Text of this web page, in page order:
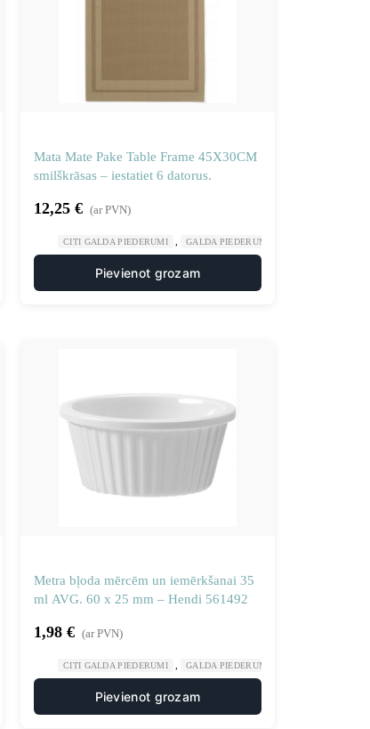
GASTRONOMIJA , RESTORĀNS
Mata Mate Pake Table Frame 45X30CM
smilškrāsas – iestatiet 6 datorus.
12,25 € (ar PVN)
CITI GALDA PIEDERUMI GALDA PIEDERUMI
Pievienot grozam
GASTRONOMIJA , RESTORĀNS
Metra bļoda mērcēm un iemērkšanai 35
ml AVG. 60 x 25 mm – Hendi 561492
1,98 € (ar PVN)
CITI GALDA PIEDERUMI GALDA PIEDERUMI
Pievienot grozam